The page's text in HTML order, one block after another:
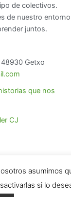
de colectivos.
de nuestro entorno
juntos.
Getxo
que nos
CJ
asumimos
si lo